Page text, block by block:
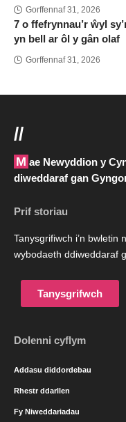
Gorffennaf 31, 2026
7 o ffefrynnau’r ŵyl
yn bell ar ôl y gân olaf
Gorffennaf 31, 2026
//
Mae Newyddion y Cyngor yn darparu’r holl newyddion
diweddaraf gan
Prif storiau
Tanysgrifiwch i’n bwletin
wybodaeth ddiweddaraf
Tanysgrifwch
Dolenni cyflym
Addasu diddordebau
Rhestr ddarllen
Fy Niweddariadau